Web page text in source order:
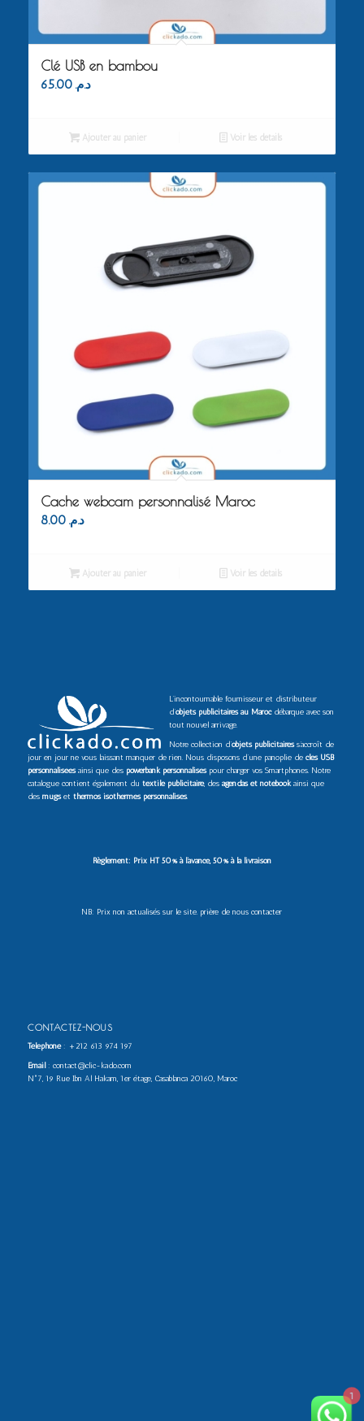
Clé USB en bambou
د.م. 65.00
Ajouter au panier Voir les détails
Cache webcam personnalisé Maroc
د.م. 8.00
Ajouter au panier Voir les détails
L’incontournable fournisseur et distributeur
d’objets publicitaires au Marocdébarque avec son
tout nouvel arrivage.
Notre collection d’objets publicitairess’accroît de
jour en jour ne vous laissant manquer de rien. Nous disposons d’une panoplie de clés USB
personnaliséesainsi que des powerbank personnaliséspour charger vos Smartphones. Notre
catalogue contient également du textile publicitaire, des agendas et notebookainsi que
des mugset thermos isothermes personnalisés.
Règlement: Prix HT 50% à l’avance, 50% à la livraison
NB: Prix non actualisés sur le site. prière de nous contacter
CONTACTEZ-NOUS
Téléphone: +212 613 974 197
Email: contact@clic-kado.com
N°7, 19 Rue Ibn Al Hakam, 1er étage, Casablanca 20160, Maroc
1